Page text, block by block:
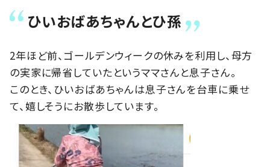
ひいおばあちゃんとひ孫
2年ほど前、ゴールデンウィークの休みを利用し、母方
の実家に帰省していたというママさんと息子さん。
このとき、ひいおばあちゃんは息子さんを台車に乗せ
て、嬉しそうにお散歩しています。